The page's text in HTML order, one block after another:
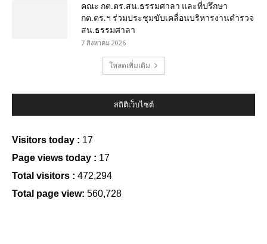
คณะ กต.ตร.สน.ธรรมศาลา และที่ปรึกษา
กต.ตร.ฯ ร่วมประชุมขับเคลื่อนบริหารงานตำรวจ
สน.ธรรมศาลา
7 สิงหาคม 2026
โหลดเพิ่มเติม
สถิติเว็บไซต์
Visitors today : 17
Page views today : 17
Total visitors : 472,294
Total page view: 560,728